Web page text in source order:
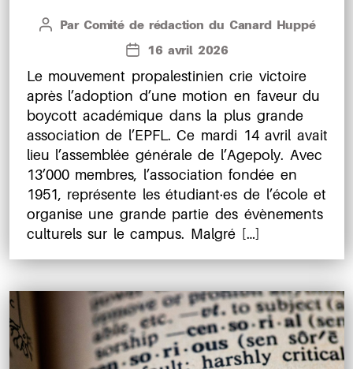
Auteur
Par Comité de rédaction du Canard Huppé
Date
l’article
16 avril 2026
Le mouvement propalestinien crie victoire
après l’adoption d’une motion en faveur du
boycott académique dans la plus grande
association de l’EPFL. Ce mardi 14 avril avait
lieu l’assemblée générale de l’Agepoly. Avec
13’000 membres, l’association fondée en
1951, représente les étudiant·es de l’école et
organise une grande partie des évènements
culturels sur le campus. Malgré […]